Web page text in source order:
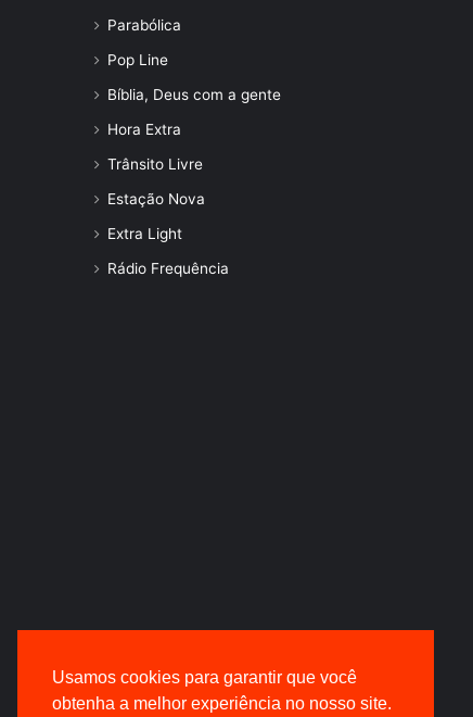
Usamos cookies para garantir que você
obtenha a melhor experiência no nosso site.
Parabólica
Pop Line
Bíblia, Deus com a gente
Hora Extra
Trânsito Livre
Estação Nova
Extra Light
Rádio Frequência